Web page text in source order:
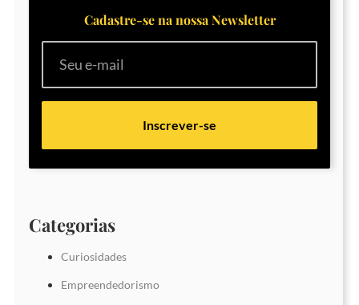
Cadastre-se na nossa Newsletter
Inscrever-se
Categorias
Curiosidades
Empreendedorismo